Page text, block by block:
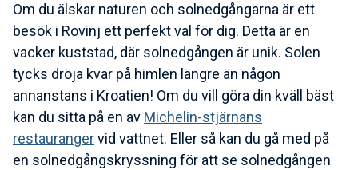
Om du älskar naturen och solnedgångarna är ett
besök i Rovinj ett perfekt val för dig. Detta är en
vacker kuststad, där solnedgången är unik. Solen
tycks dröja kvar på himlen längre än någon
annanstans i Kroatien! Om du vill göra din kväll bäst
kan du sitta på en av Michelin-stjärnans
restaurangervid vattnet. Eller så kan du gå med på
en solnedgångskryssning för att se solnedgången